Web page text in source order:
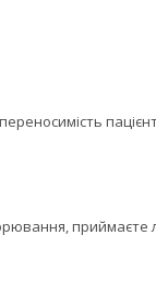
приймаєте